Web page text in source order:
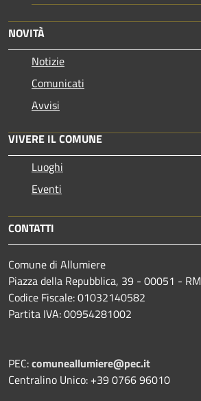
NOVITÀ
Notizie
Comunicati
Avvisi
VIVERE IL COMUNE
Luoghi
Eventi
CONTATTI
Comune di Allumiere
Piazza della Repubblica, 39 - 00051 - RM
Codice Fiscale: 01032140582
Partita IVA: 00954281002
PEC:comuneallumiere@pec.it
Centralino Unico: +39 0766 96010